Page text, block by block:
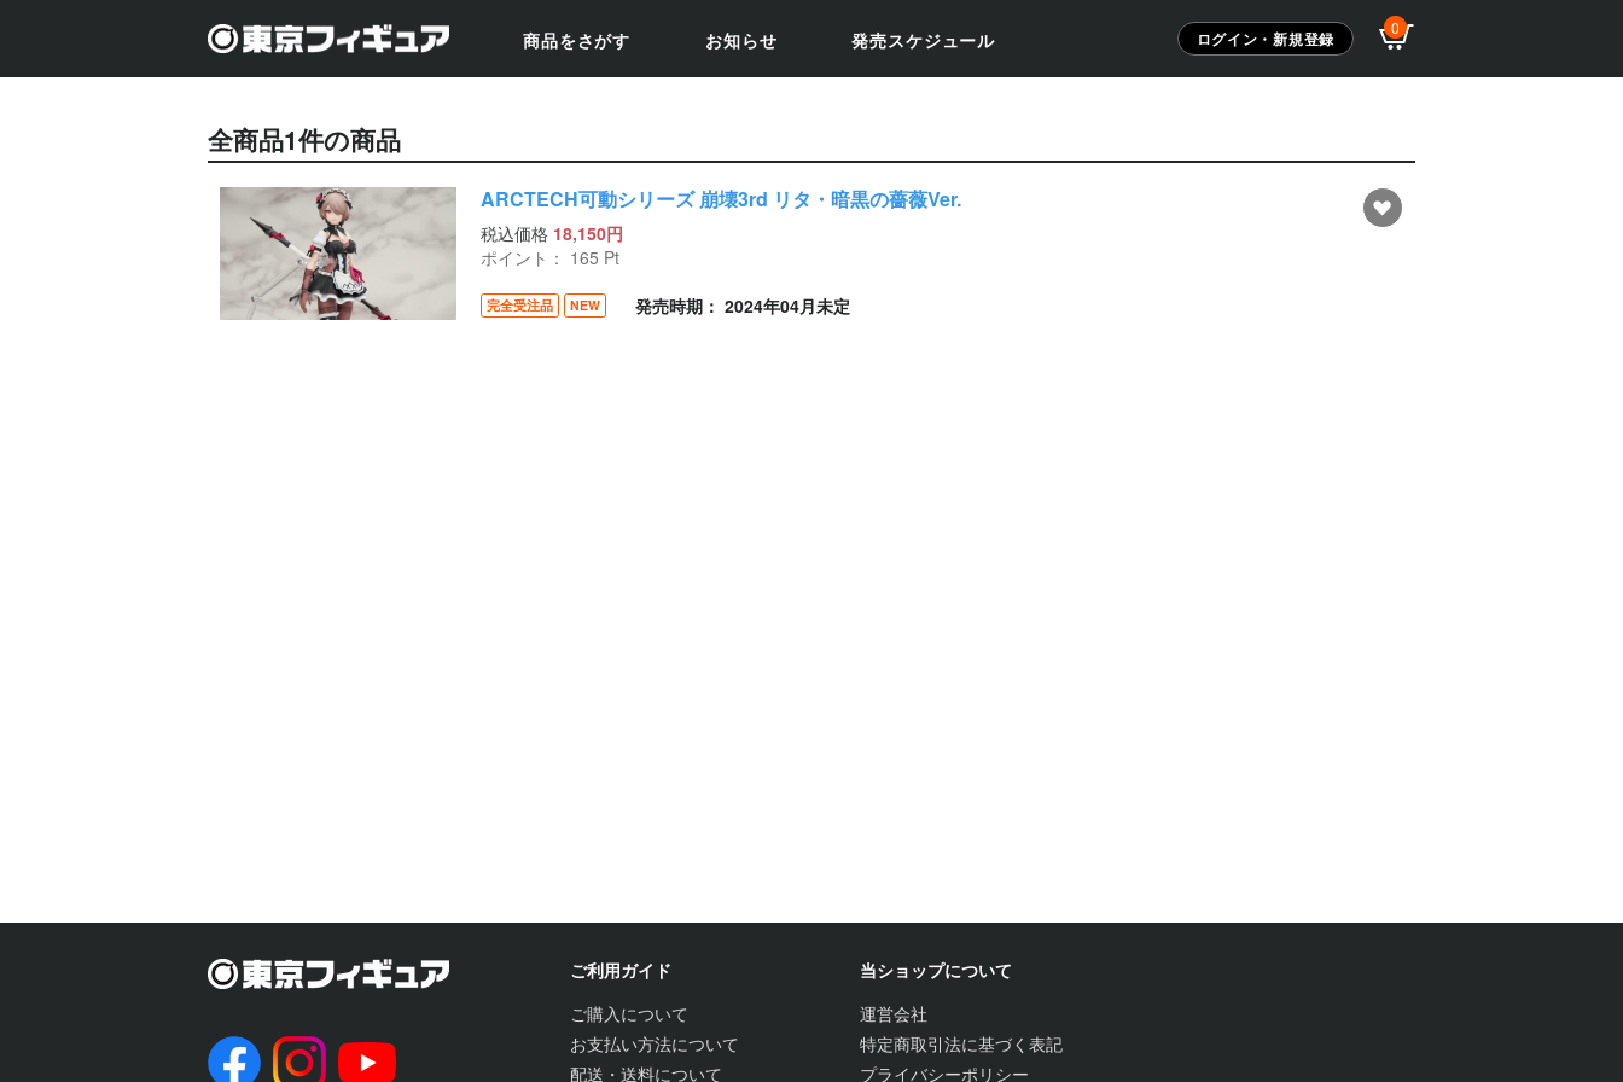
商品をさがす お知らせ 発売スケジュール ログイン・新規登録
0
全商品1件の商品
ARCTECH可動シリーズ 崩壊3rd リタ・暗黒の薔薇Ver.
税込価格 18,150円
ポイント： 165 Pt
完全受注品 NEW 発売時期： 2024年04月未定
ご利用ガイド
ご購入について
お支払い方法について
配送・送料について
当ショップについて
運営会社
特定商取引法に基づく表記
プライバシーポリシー